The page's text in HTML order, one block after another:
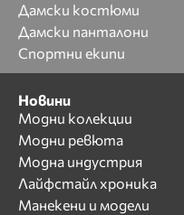
Дамски костюми
Дамски панталони
Спортни екипи
Новини
Модни колекции
Модни ревюта
Модна индустрия
Лайфстайл хроника
Манекени и модели